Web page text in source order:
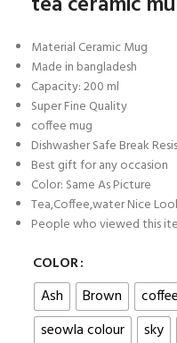
Material Ceramic Mug
Made in bangladesh
Capacity: 200 ml
Super Fine Quality
coffee mug
Dishwasher Safe Break
Best gift for any occasion
Color: Same As Picture
Tea,Coffee,water Nice
People who viewed this
COLOR
Ash
Brown coffee
seowla colour
sky